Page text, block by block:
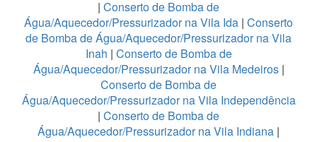
| Conserto de Bomba de
Água/Aquecedor/Pressurizador na Vila Ida | Conserto
de Bomba de Água/Aquecedor/Pressurizador na Vila
Inah | Conserto de Bomba de
Água/Aquecedor/Pressurizador na Vila Medeiros|
Conserto de Bomba de
Água/Aquecedor/Pressurizador na Vila Independência
| Conserto de Bomba de
Água/Aquecedor/Pressurizador na Vila Indiana |